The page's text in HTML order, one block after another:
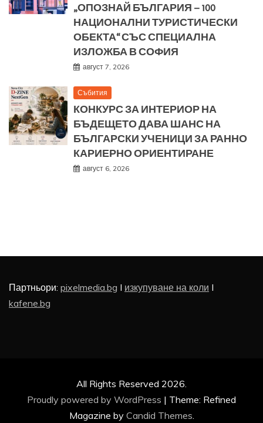
„ОПОЗНАЙ БЪЛГАРИЯ – 100
НАЦИОНАЛНИ ТУРИСТИЧЕСКИ
ОБЕКТА“ СЪС СПЕЦИАЛНА
ИЗЛОЖБА В СОФИЯ
август 7, 2026
Събития
КОНКУРС ЗА ИНТЕРИОР НА
БЪДЕЩЕТО ДАВА ШАНС НА
БЪЛГАРСКИ УЧЕНИЦИ ЗА РАННО
КАРИЕРНО ОРИЕНТИРАНЕ
август 6, 2026
Партньори: pixelmedia.bg I изкупуване на коли I
kafene.bg
All Rights Reserved 2026.
Proudly powered by WordPress | Theme: Refined
Magazine by Candid Themes